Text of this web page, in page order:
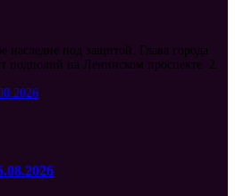
наследие под защитой. Глава города
подполий на Ленинском проспекте. 2.